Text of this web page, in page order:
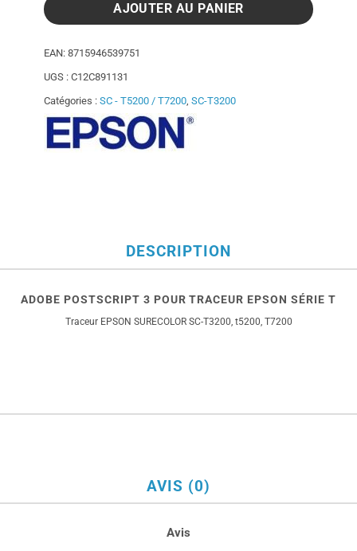
AJOUTER AU PANIER
EAN: 8715946539751
UGS : C12C891131
Catégories : SC - T5200 / T7200 SC-T3200
DESCRIPTION
ADOBE POSTSCRIPT 3 POUR TRACEUR EPSON SÉRIE T
Traceur EPSON SURECOLOR SC-T3200, t5200, T7200
AVIS (0)
Avis